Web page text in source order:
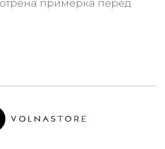
примерка перед